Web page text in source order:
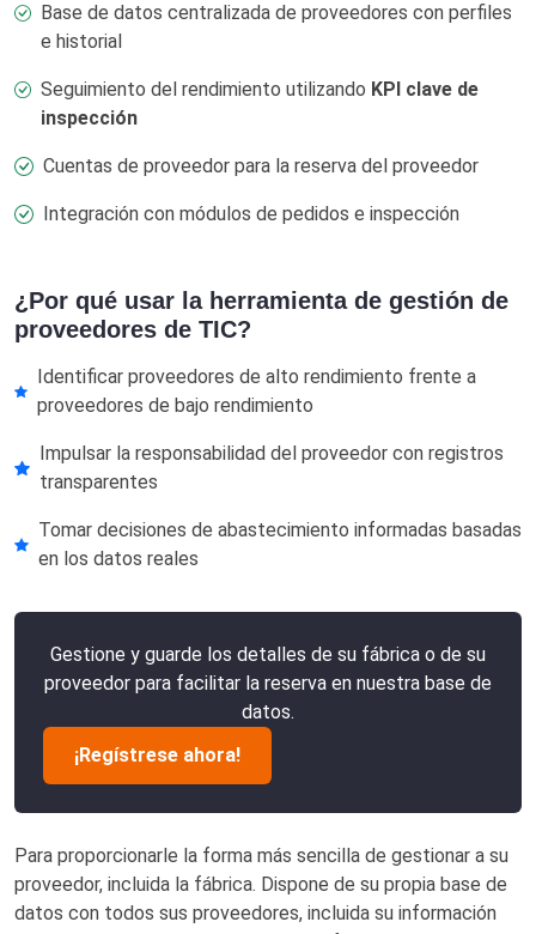
Base de datos centralizada de proveedores con perfiles
e historial
Seguimiento del rendimiento utilizando KPI clave de
inspección
Cuentas de proveedor para la reserva del proveedor
Integración con módulos de pedidos e inspección
¿Por qué usar la herramienta de gestión de
proveedores de TIC?
Identificar proveedores de alto rendimiento frente a
proveedores de bajo rendimiento
Impulsar la responsabilidad del proveedor con registros
transparentes
Tomar decisiones de abastecimiento informadas basadas
en los datos reales
Gestione y guarde los detalles de su fábrica o de su
proveedor para facilitar la reserva en nuestra base de
datos.
¡Regístrese ahora!
Para proporcionarle la forma más sencilla de gestionar a su
proveedor, incluida la fábrica. Dispone de su propia base de
datos con todos sus proveedores, incluida su información